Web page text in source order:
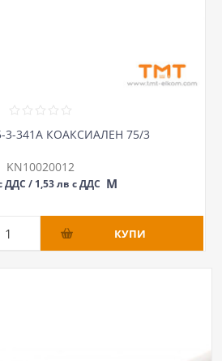
3-341А КОАКСИАЛЕН 75/3
KN10020012
ДДС / 1,53 лв с ДДС М